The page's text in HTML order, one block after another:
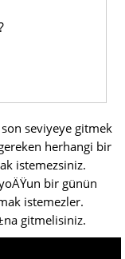
seviyeye gitmek
herhangi bir
istemezsiniz.
bir günün
istemezler.
gitmelisiniz.